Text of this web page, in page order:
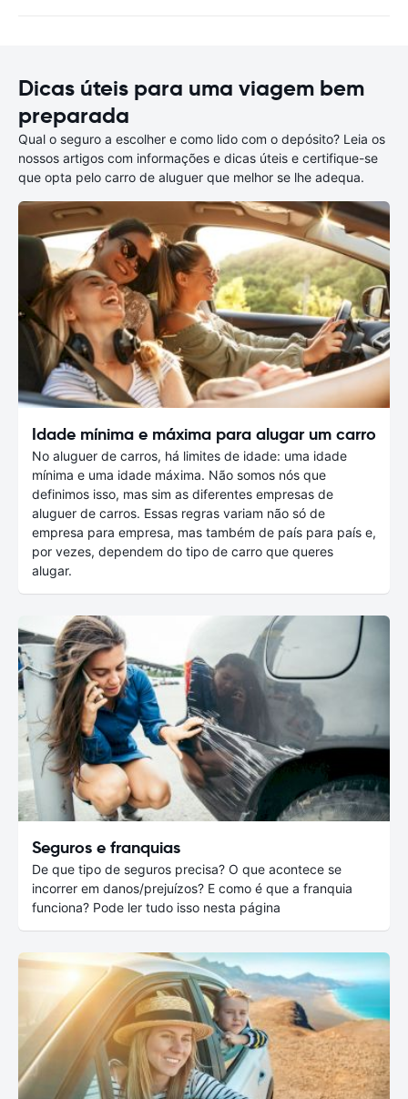
Dicas úteis para uma viagem bem
preparada
Qual o seguro a escolher e como lido com o depósito? Leia os
nossos artigos com informações e dicas úteis e certifique-se
que opta pelo carro de aluguer que melhor se lhe adequa.
Idade mínima e máxima para alugar um carro
No aluguer de carros, há limites de idade: uma idade
mínima e uma idade máxima. Não somos nós que
definimos isso, mas sim as diferentes empresas de
aluguer de carros. Essas regras variam não só de
empresa para empresa, mas também de país para país e,
por vezes, dependem do tipo de carro que queres
alugar.
Seguros e franquias
De que tipo de seguros precisa? O que acontece se
incorrer em danos/prejuízos? E como é que a franquia
funciona? Pode ler tudo isso nesta página